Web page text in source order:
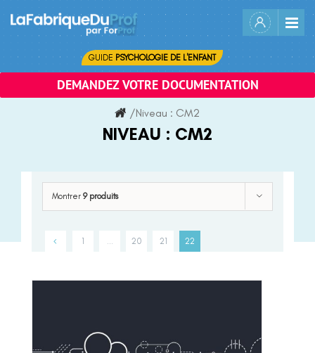
content
GUIDE PSYCHOLOGIE DE L'ENFANT
DEMANDEZ VOTRE DOCUMENTATION
/Niveau : CM2
NIVEAU : CM2
Montrer 9 produits
1 20 21 22